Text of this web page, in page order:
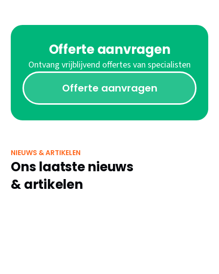
Offerte aanvragen
Ontvang vrijblijvend offertes van specialisten
Offerte aanvragen
NIEUWS & ARTIKELEN
Ons laatste nieuws
& artikelen